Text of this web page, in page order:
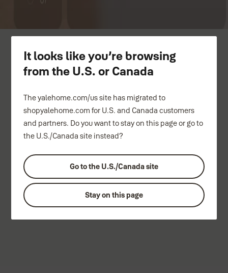
It looks like you’re browsing
from the U.S. or Canada
The yalehome.com/us site has migrated to
shopyalehome.com for U.S. and Canada customers
and partners. Do you want to stay on this page or go to
the U.S./Canada site instead?
Go to the U.S./Canada site
Stay on this page